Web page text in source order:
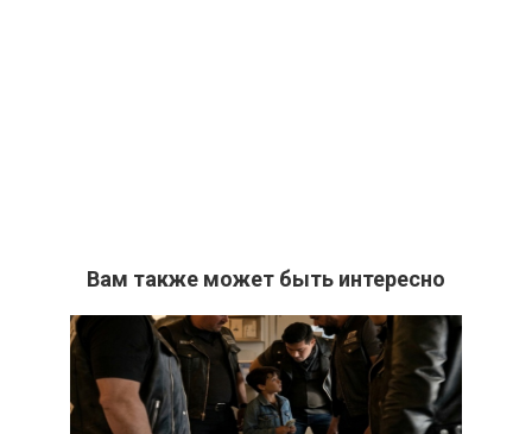
Вам также может быть интересно